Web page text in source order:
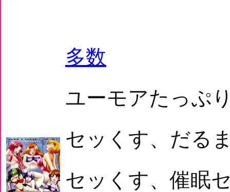
多数
ユーモアたっぷ
セッくす、だる
セッくす、催眠